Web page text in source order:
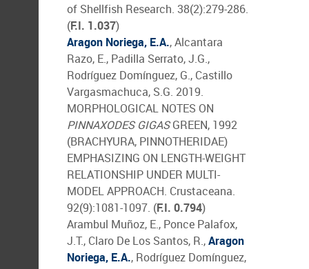
of Shellfish Research. 38(2):279-286.
(F.I. 1.037)
Aragon Noriega, E.A., Alcantara
Razo, E., Padilla Serrato, J.G.,
Rodríguez Domínguez, G., Castillo
Vargasmachuca, S.G. 2019.
MORPHOLOGICAL NOTES ON
PINNAXODES GIGASGREEN, 1992
(BRACHYURA, PINNOTHERIDAE)
EMPHASIZING ON LENGTH-WEIGHT
RELATIONSHIP UNDER MULTI-
MODEL APPROACH. Crustaceana.
92(9):1081-1097. (F.I. 0.794)
Arambul Muñoz, E., Ponce Palafox,
J.T., Claro De Los Santos, R.,Aragon
Noriega, E.A., Rodríguez Domínguez,